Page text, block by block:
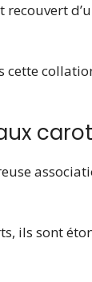
cette
ils sont